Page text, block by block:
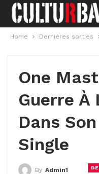
Home Dernières sorties
One
Guerre À
Dans
Single
By Admin1